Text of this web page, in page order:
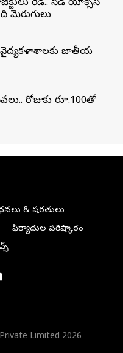
రెడీ.. సీడ్‌ యాక్సెస్‌
మెరుగులు
వైద్యకళాశాలకు జాతీయ
రోజుకు రూ.100తో
& షరతులు
ఫిర్యాదుల పరిష్కారం
Limited 2026